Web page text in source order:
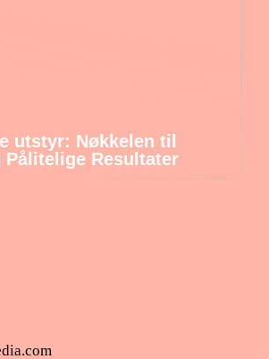
utstyr: Nøkkelen til
Pålitelige Resultater